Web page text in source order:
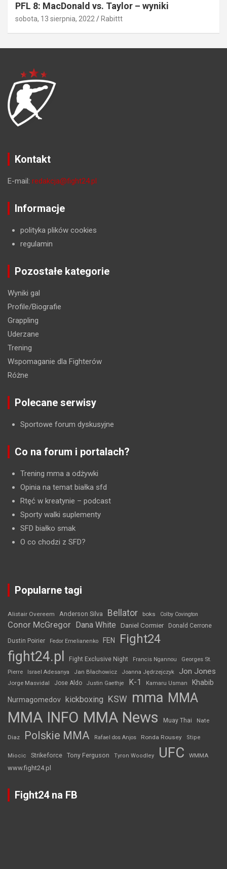
PFL 8: MacDonald vs. Taylor – wyniki
sobota, 13 sierpnia, 2022 Rabittt
Kontakt
E-mail: redakcja@fight24.pl
Informacje
polityka plików cookies
regulamin
Pozostałe kategorie
Wyniki gal
Profile/Biografie
Grappling
Uderzane
Trening
Wspomaganie dla Fighterów
Różne
Polecane serwisy
Sportowe forum dyskusyjne
Co na forum i portalach?
Trening mma a odżywki
Opinia na temat białka sfd
Rtęć w kreatynie – podcast
Sporty walki suplementy
SFD białko smak
O co chodzi z SFD?
Popularne tagi
Alistair Overeem Anderson Silva Bellator boks Colby Covington
Conor McGregor Dana White Daniel Cormier Donald Cerrone
Dustin Poirier Fedor Emelianenko FEN Fight24
fight24.pl Fight Exclusive Night Francis Ngannou
Georges St.
Pierre
Israel Adesanya Jan Błachowicz Joanna Jędrzejczyk Jon Jones
Jorge Masvidal Jose Aldo Justin Gaethje K-1 Kamaru Usman Khabib
Nurmagomedov kickboxing KSW mma MMA
MMA INFO MMA News Muay Thai Nate
Diaz Polskie MMA Rafael dos Anjos Ronda Rousey Stipe
Miocic Strikeforce Tony Ferguson Tyron Woodley UFC WMMA
www.fight24.pl
Fight24 na FB